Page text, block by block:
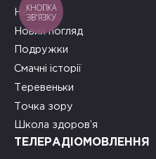
На часі
Новий погляд
Подружки
Смачні історії
Теревеньки
Точка зору
Школа здоров’я
ТЕЛЕРАДІОМОВЛЕННЯ
КНОПКА
ЗВ'ЯЗКУ